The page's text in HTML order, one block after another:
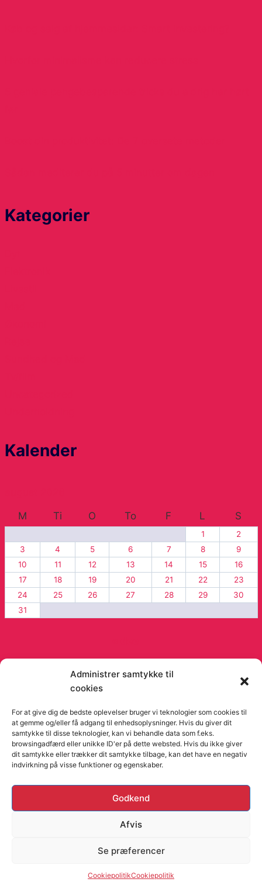
Administrer samtykke til
cookies
For at give dig de bedste oplevelser bruger vi teknologier som cookies til
at gemme og/eller få adgang til enhedsoplysninger. Hvis du giver dit
samtykke til disse teknologier, kan vi behandle data som f.eks.
browsingadfærd eller unikke ID'er på dette websted. Hvis du ikke giver
dit samtykke eller trækker dit samtykke tilbage, kan det have en negativ
indvirkning på visse funktioner og egenskaber.
Godkend
Afvis
Se præferencer
CookiepolitikCookiepolitik
Kategorier
Kalender
M
Ti O To F L S
1
2
3
4 5 6 7 8
9
10
11 12 13 14 15
16
17
18 19 20 21 22
23
24
25 26 27 28 29
30
31
Hjemmesider Til Salg|Hjemmeside Udvikling|Online
Tilbud
Denne side kan være skabt med AI! Indholdet er
men vi anbefaler altid at dobbelttjekke vigtige
oplysninger.